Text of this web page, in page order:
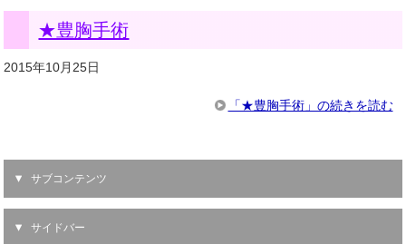
★豊胸手術
2015年10月25日
「★豊胸手術」の続きを読む
サブコンテンツ
サイドバー